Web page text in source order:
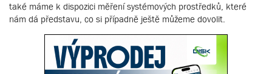
také máme k dispozici měření systémových prostředků, které
nám dá představu, co si případně ještě můžeme dovolit.